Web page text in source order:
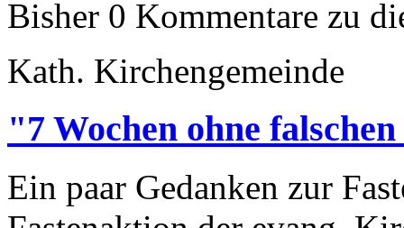
Bisher 0 Kommentare zu
Kath. Kirchengemeinde
"7 Wochen ohne
Ein paar Gedanken zur